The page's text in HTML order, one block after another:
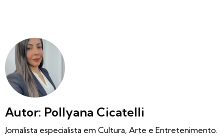
Autor: Pollyana Cicatelli
Jornalista especialista em Cultura, Arte e Entretenimento.